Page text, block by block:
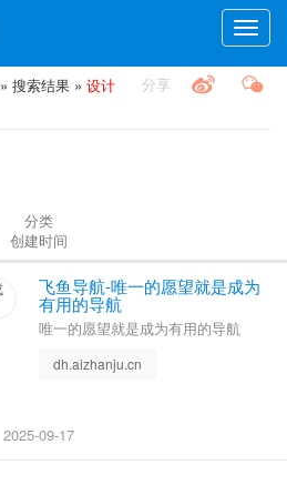
Toggle
分享
» 搜索结果 » 设计
分类
创建时间
飞鱼导航-唯一的愿望就是成为
有用的导航
唯一的愿望就是成为有用的导航
dh.aizhanju.cn
2025-09-17